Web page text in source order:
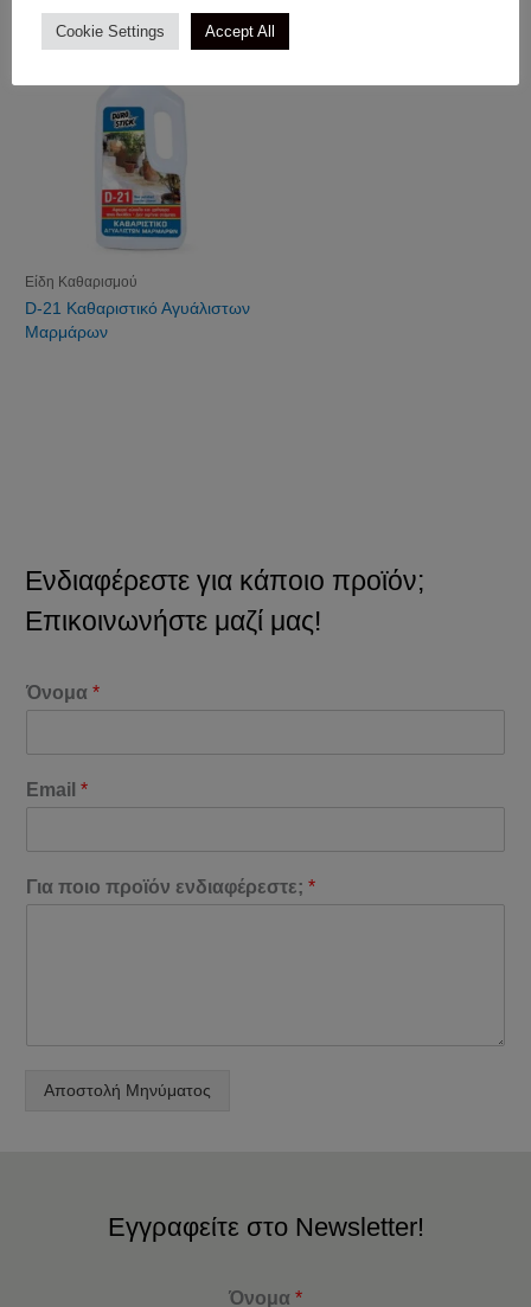
Είδη Καθαρισμού
D-21 Καθαριστικό Αγυάλιστων
Μαρμάρων
Ενδιαφέρεστε για κάποιο προϊόν;
Επικοινωνήστε μαζί μας!
Όνομα*
Email*
Για ποιο προϊόν ενδιαφέρεστε;*
Αποστολή Μηνύματος
Εγγραφείτε στο Newsletter!
Όνομα *
Cookie Settings Accept All